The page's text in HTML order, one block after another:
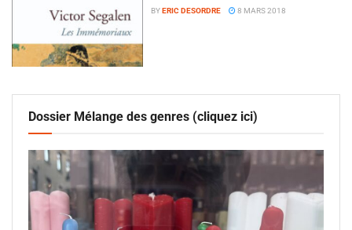
BYERIC DESORDRE 8 MARS 2018
Dossier Mélange des genres (cliquez ici)